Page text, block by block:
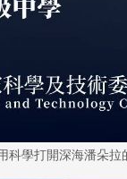
科學打開深海潘朵拉